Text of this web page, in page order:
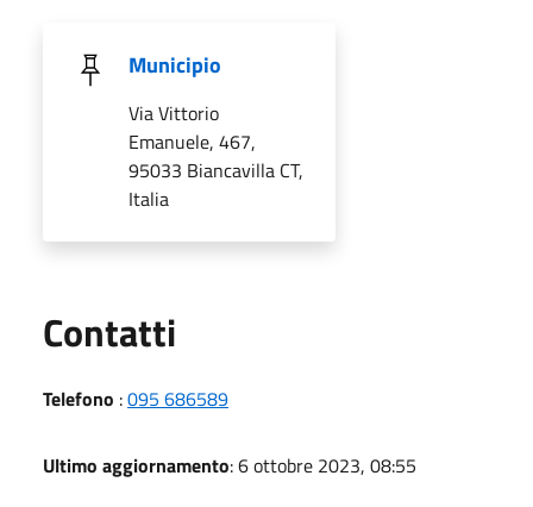
Municipio
Via Vittorio
Emanuele, 467,
95033 Biancavilla CT,
Italia
Contatti
Telefono :095 686589
Ultimo aggiornamento: 6 ottobre 2023, 08:55